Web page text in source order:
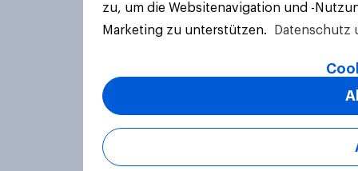
zu, um die Websitenavigation und -
Marketing zu unterstützen.
Datenschutz